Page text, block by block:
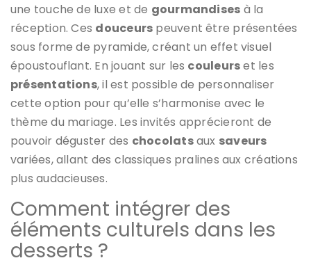
une touche de luxe et de gourmandises à la
réception. Ces douceurs peuvent être présentées
sous forme de pyramide, créant un effet visuel
époustouflant. En jouant sur les couleurset les
présentations, il est possible de personnaliser
cette option pour qu’elle s’harmonise avec le
thème du mariage. Les invités apprécieront de
pouvoir déguster des chocolatsaux saveurs
variées, allant des classiques pralines aux créations
plus audacieuses.
Comment intégrer des
éléments culturels dans les
desserts ?